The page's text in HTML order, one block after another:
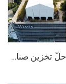
حلّ تخزين صناعي وحدوي | مأوى بنائي قابل للتجميع السريع ومستودع مؤقت